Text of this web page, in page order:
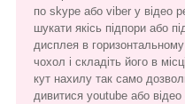
по skype або viber у відео
шукати якісь підпори або
дисплея в
чохол і складіть його в
кут нахилу так само
дивитися youtube або